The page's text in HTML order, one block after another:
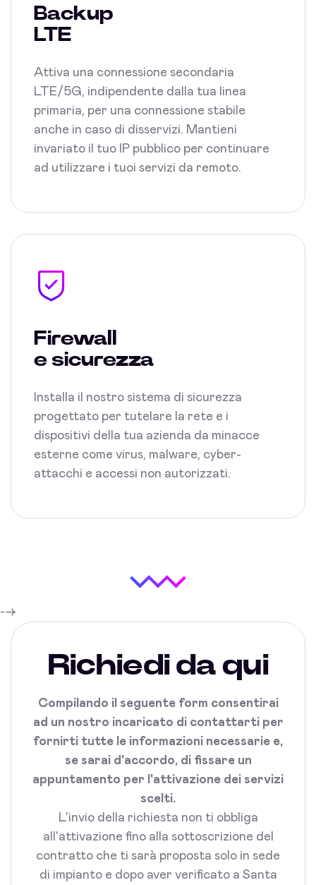
Backup
LTE
Attiva una connessione secondaria
LTE/5G, indipendente dalla tua linea
primaria, per una connessione stabile
anche in caso di disservizi. Mantieni
invariato il tuo IP pubblico per continuare
ad utilizzare i tuoi servizi da remoto.
Firewall
e sicurezza
Installa il nostro sistema di sicurezza
progettato per tutelare la rete e i
dispositivi della tua azienda da minacce
esterne come virus, malware, cyber-
attacchi e accessi non autorizzati.
-->
Richiedi da qui
Compilando il seguente form consentirai
ad un nostro incaricato di contattarti per
fornirti tutte le informazioni necessarie e,
se sarai d'accordo, di fissare un
appuntamento per l'attivazione dei servizi
scelti.
L'invio della richiesta non ti obbliga
all'attivazione fino alla sottoscrizione del
contratto che ti sarà proposta solo in sede
di impianto e dopo aver verificato a Santa